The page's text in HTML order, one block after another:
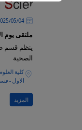
04‏/05‏/2025
ملتقى يوم
ينظم قسم
الصحية
الاول -
المزيد